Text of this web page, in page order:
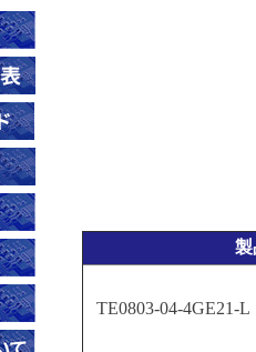
製
TE0803-04-4GE21-L